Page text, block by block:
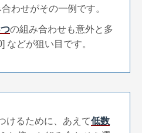
わせがその一例です。
の組み合わせも意外と多
などが狙い目です。
けるために、あえて低数